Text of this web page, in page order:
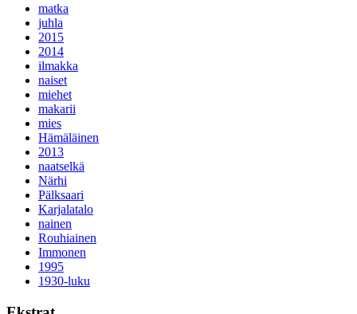
matka
juhla
2015
2014
ilmakka
naiset
miehet
makarii
mies
Hämäläinen
2013
naatselkä
Närhi
Pälksaari
Karjalatalo
nainen
Rouhiainen
Immonen
1995
1930-luku